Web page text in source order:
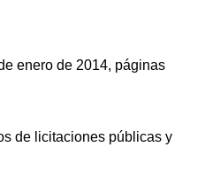
enero de 2014, páginas
de licitaciones públicas y